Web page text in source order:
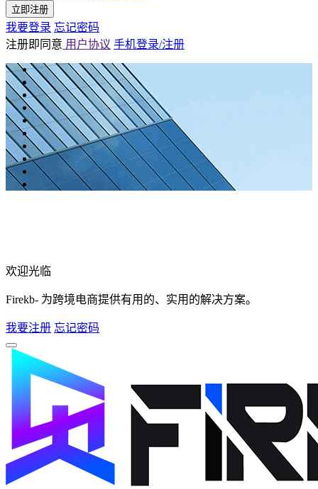
立即注册
我要登录 忘记密码
注册即同意 用户协议 手机登录/注册
欢迎光临
Firekb- 为跨境电商提供有用的、实用的解决方案。
我要注册 忘记密码